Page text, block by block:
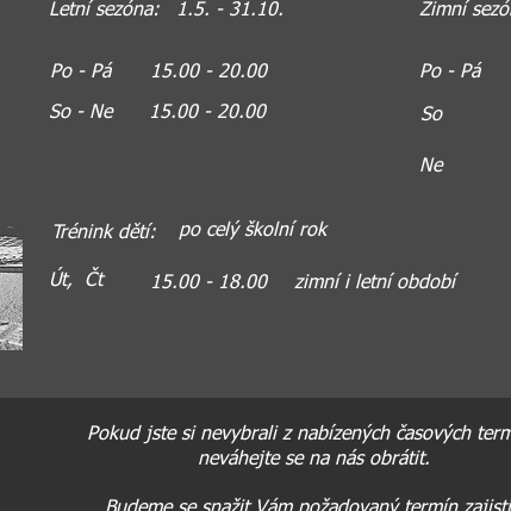
15.00 - 20.00
Po - Pá
15.00 - 20.00
So - Ne
Letní sezóna: 1.5. - 31.10. Zimní
Po - Pá
So
Ne
Trénink dětí: po celý školní rok
Út, Čt 15.00 - 18.00 zimní i letní období
Pokud jste si nevybrali z nabízených časových
neváhejte se na nás obrátit.